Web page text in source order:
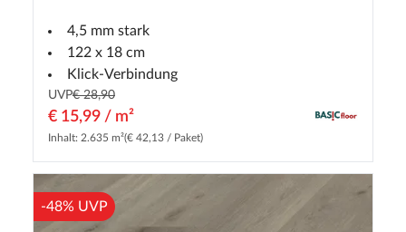
4,5 mm stark
122 x 18 cm
Klick-Verbindung
UVP€ 28,90
€ 15,99 / m²
Inhalt: 2.635 m²(€ 42,13 / Paket)
-48% UVP